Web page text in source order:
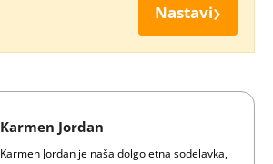
Nastavi›
Karmen Jordan
Karmen Jordan je naša dolgoletna sodelavka,